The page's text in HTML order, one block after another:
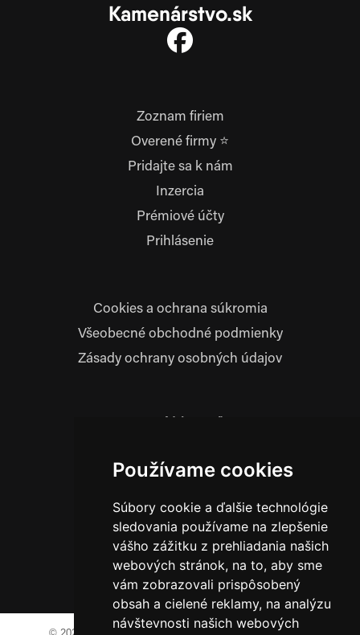
Používame cookies
Súbory cookie a ďalšie technológie
sledovania používame na zlepšenie
vášho zážitku z prehliadania našich
webových stránok, na to, aby sme
vám zobrazovali prispôsobený
obsah a cielené reklamy, na analýzu
návštevnosti našich webových
Kamenárstvo.sk
Zoznam firiem
Overené firmy ⭐
Pridajte sa k nám
Inzercia
Prémiové účty
Prihlásenie
Cookies a ochrana súkromia
Všeobecné obchodné podmienky
Zásady ochrany osobných údajov
014 01 Bytča
IČO: 52600998
DIČ: 2121076738
0911 955 646